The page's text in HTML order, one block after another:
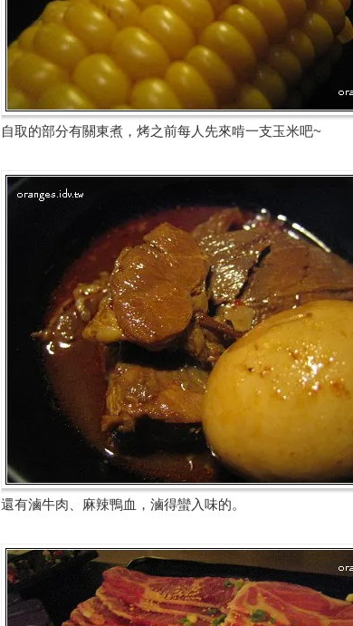
自取的部分有關東煮，烤之前每人先來啃一支玉米吧~
還有滷牛肉、麻辣鴨血，滷得蠻入味的。